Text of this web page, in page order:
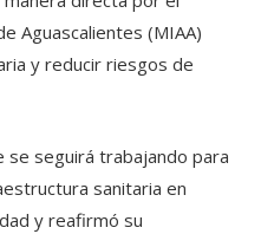
Aguascalientes (MIAA)
y reducir riesgos de
se seguirá trabajando para
sanitaria en
y reafirmó su